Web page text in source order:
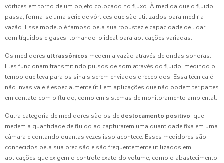
vórtices em torno de um objeto colocado no fluxo. À medida que o fluido
passa, forma-se uma série de vórtices que são utilizados para medir a
vazão. Esse modelo é famoso pela sua robustez e capacidade de lidar
com líquidos e gases, tornando-o ideal para aplicações variadas.
Os medidores ultrassônicos medem a vazão através de ondas sonoras.
Eles funcionam transmitindo pulsos de som através do fluido, medindo o
tempo que leva para os sinais serem enviados e recebidos. Essa técnica é
não invasiva e é especialmente útil em aplicações que não podem ter partes
em contato com o fluido, como em sistemas de monitoramento ambiental.
Outra categoria de medidores são os de deslocamento positivo, que
medem a quantidade de fluido ao capturarem uma quantidade fixa em uma
câmara e contando quantas vezes isso acontece. Esses medidores são
conhecidos pela sua precisão e são frequentemente utilizados em
aplicações que exigem o controle exato do volume, como o abastecimento